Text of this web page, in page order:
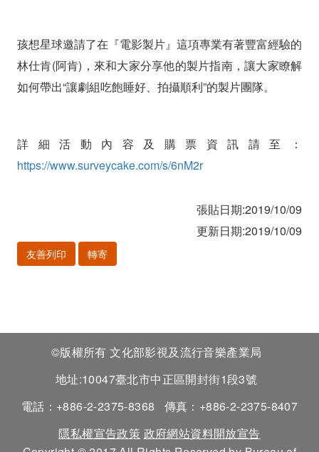
(11/2)
孩想星球邀請了在『電影製片』這項專業有著豐富經驗的
林仕肯(阿肯)，來和大家分享他的製片指南，讓大家瞭解
如何帶出“讓劇組吃飽睡好、拍攝順利”的製片團隊。
詳細活動內容及購票資訊請至：
https://www.surveycake.com/s/6nM2r
張貼日期:2019/10/09
更新日期:2019/10/09
友善列印 轉寄
©版權所有 文化部影視及流行音樂產業局
地址:10047臺北市中正區開封街1段3號
電話：+886-2-2375-8368
傳真：+886-2-2375-8407
隱私權宣告政策 政府網站資料開放宣告